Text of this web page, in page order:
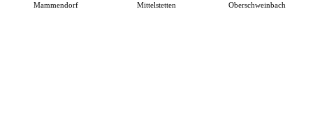
Mammendorf Mittelstetten Oberschweinbach